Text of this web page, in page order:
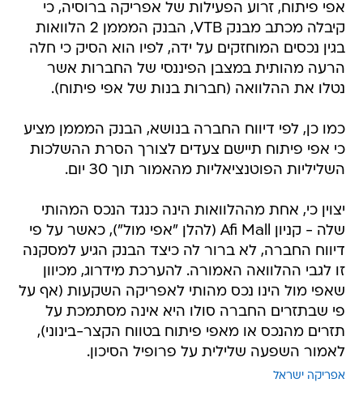
אפי פיתוח, זרוע הפעילות של אפריקה ברוסיה, כי
קיבלה מכתב מבנק VTB, הבנק המממן 2 הלוואות
בגין נכסים המוחזקים על ידה, לפיו הוא הסיק כי חלה
הרעה מהותית במצבן הפיננסי של החברות אשר
נטלו את ההלוואה (חברות בנות של אפי פיתוח).
כמו כן, לפי דיווח החברה בנושא, הבנק המממן מציע
כי אפי פיתוח תיישם צעדים לצורך הסרת ההשלכות
השליליות הפוטנציאליות מהאמור תוך 30 יום.
יצוין כי, אחת מההלוואות הינה כנגד הנכס המהותי
שלה - קניון Afi Mall (להלן "אפי מול"), כאשר על פי
דיווח החברה, לא ברור לה כיצד הבנק הגיע למסקנה
זו לגבי ההלוואה האמורה. להערכת מידרוג, מכיוון
שאפי מול הינו נכס מהותי לאפריקה השקעות (אף על
פי שבתזרים החברה סולו היא אינה מסתמכת על
תזרים מהנכס או מאפי פיתוח בטווח הקצר-בינוני),
לאמור השפעה שלילית על פרופיל הסיכון.
אפריקה ישראל